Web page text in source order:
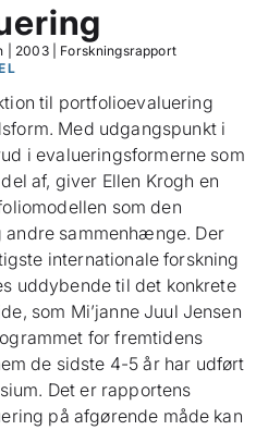
2003| Forskningsrapport
til portfolioevaluering
Med udgangspunkt i
i evalueringsformerne som
af, giver Ellen Krogh en
som den
sammenhænge. Der
internationale forskning
uddybende til det konkrete
som Mi’janne Juul Jensen
for fremtidens
de sidste 4-5 år har udført
Det er rapportens
på afgørende måde kan